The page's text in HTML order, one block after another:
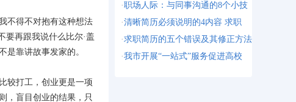
不得不对抱有这种想法
要再跟我说什么比尔·盖
是靠讲故事发家的。
较打工，创业更是一项
，盲目创业的结果，只
·职场人际：与同事沟通的8个小技
·清晰简历必须说明的4内容 求职
·求职简历的五个错误及其修正方法
·我市开展“一站式”服务促进高校